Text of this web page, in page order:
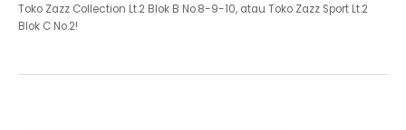
Toko Zazz Collection Lt.2 Blok B No.8-9-10, atau Toko Zazz Sport Lt.2
Blok C No.2!